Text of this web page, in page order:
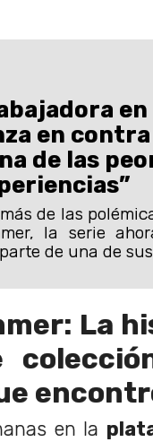
en
en
de las
de las
la serie
de una de
La
en la